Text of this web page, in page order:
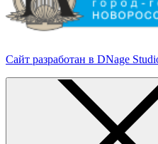
Сайт разработан в DNage